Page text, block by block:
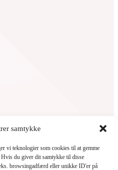
samtykke
vi teknologier som cookies til at gemme
du giver dit samtykke til disse
browsingadfærd eller unikke ID'er på